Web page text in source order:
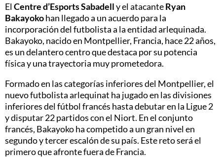
ElCentre d’Esports Sabadelly el atacanteRyan
Bakayokohan llegado a un acuerdo para la
incorporación del futbolista a la entidad arlequinada.
Bakayoko, nacido en Montpellier, Francia, hace 22 años,
es un delantero centro que destaca por su potencia
física y una trayectoria muy prometedora.
Formado en las categorías inferiores del Montpellier, el
nuevo futbolista arlequinat ha jugado en las divisiones
inferiores del fútbol francés hasta debutar en la Ligue 2
y disputar 22 partidos con el Niort. En el conjunto
francés, Bakayoko ha competido a un gran nivel en
segundo y tercer escalón de su país. Este reto será el
primero que afronte fuera de Francia.